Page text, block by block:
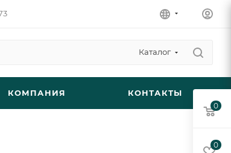
Каталог
КОМПАНИЯ КОНТАКТЫ
0
0